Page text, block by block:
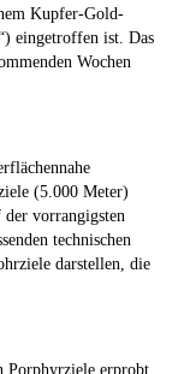
Kupfer-Gold-
eingetroffen ist. Das
Wochen
(5.000 Meter)
vorrangigsten
technischen
darstellen, die
erprobt,